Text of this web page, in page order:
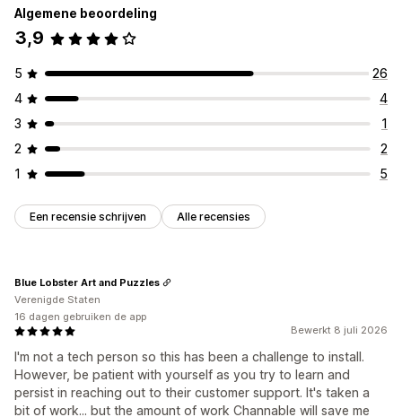
Algemene beoordeling
3,9
5
26
4
4
3
1
2
2
1
5
Een recensie schrijven Alle recensies
Bewerkt 8 juli 2026
I'm not a tech person so this has been a challenge to install.
However, be patient with yourself as you try to learn and
persist in reaching out to their customer support. It's taken a
bit of work... but the amount of work Channable will save me
Blue Lobster Art and Puzzles
Verenigde Staten
16 dagen gebruiken de app